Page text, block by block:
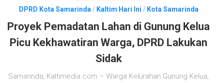
DPRD Kota Samarinda / Kaltim Hari Ini / Kota Samarinda
Proyek Pemadatan Lahan di Gunung Kelua
Picu Kekhawatiran Warga, DPRD Lakukan
Sidak
Samarinda, Kaltimedia.com – Warga Kelurahan Gunung Kelua,